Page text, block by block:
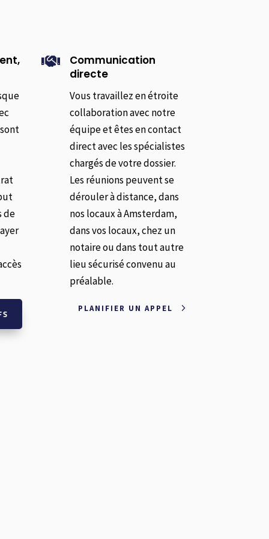
de

Communication
directe
Vous travaillez en étroite
collaboration avec notre
équipe et êtes en contact
direct avec les spécialistes
chargés de votre dossier.
Les réunions peuvent se
dérouler à distance, dans
nos locaux à Amsterdam,
dans vos locaux, chez un
notaire ou dans tout autre
lieu sécurisé convenu au
préalable.
PLANIFIER UN APPEL